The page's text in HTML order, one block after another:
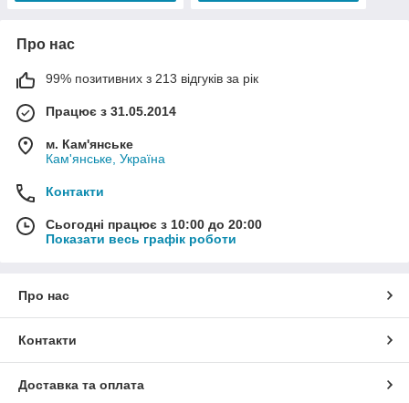
Про нас
99% позитивних з 213 відгуків за рік
Працює з 31.05.2014
м. Кам'янське
Кам'янське, Україна
Контакти
Сьогодні працює з 10:00 до 20:00
Показати весь графік роботи
Про нас
Контакти
Доставка та оплата